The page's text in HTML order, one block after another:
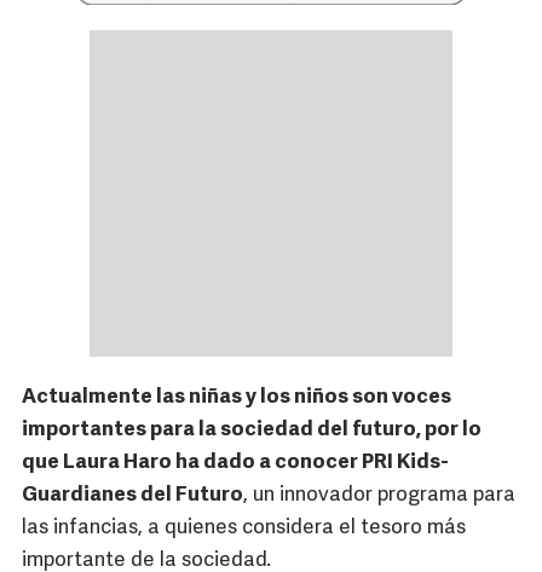
Actualmente las niñas y los niños son voces
importantes para la sociedad del futuro, por lo
que Laura Haro ha dado a conocer PRI Kids-
Guardianes del Futuro, un innovador programa para
las infancias, a quienes considera el tesoro más
importante de la sociedad.